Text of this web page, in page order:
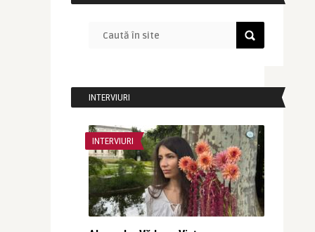
INTERVIURI
INTERVIURI